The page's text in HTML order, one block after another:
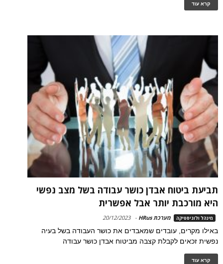
קרא עוד
תביעת ביטוח אבדן כושר עבודה בשל מצב נפשי
היא מורכבת יותר אבל אפשרית
מינהל ולוגיסטיקה מערכת HRus -
20/12/2023
באילו מקרים, עובדים שמאבדים את כושר העבודה בשל בעיה
נפשית זכאים לקבלת קצבה מביטוח אבדן כושר עבודה
קרא עוד